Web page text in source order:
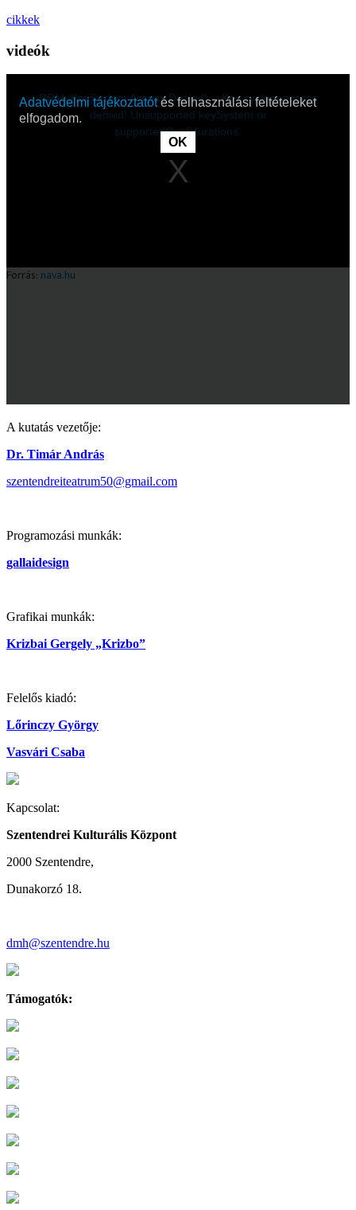
cikkek
videók
A kutatás vezetője:
Dr. Timár András
szentendreiteatrum50@gmail.com
Programozási munkák:
gallaidesign
Grafikai munkák:
Krizbai Gergely „Krizbo”
Felelős kiadó:
Lőrinczy György
Vasvári Csaba
Kapcsolat:
Szentendrei Kulturális Központ
2000 Szentendre,
Dunakorzó 18.
dmh@szentendre.hu
Támogatók: